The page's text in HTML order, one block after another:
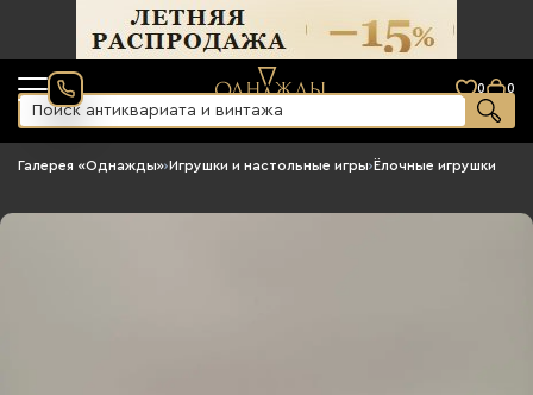
0 0
Галерея «Однажды»›Игрушки и настольные игры›Ёлочные игрушки